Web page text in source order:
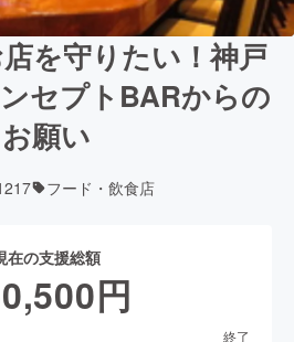
を守りたい！神戸
セプトBARからの
お願い
フード・飲食店
在の支援総額
円
終了